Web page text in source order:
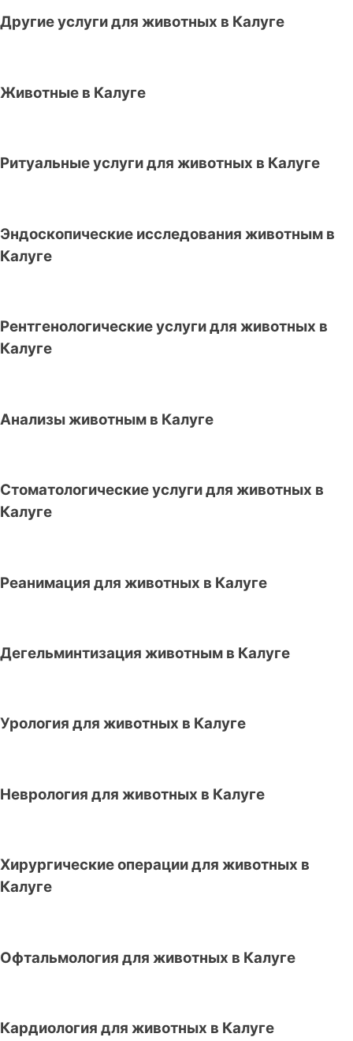
Другие услуги для животных в Калуге
Животные в Калуге
Ритуальные услуги для животных в Калуге
Эндоскопические исследования животным в
Калуге
Рентгенологические услуги для животных в
Калуге
Анализы животным в Калуге
Стоматологические услуги для животных в
Калуге
Реанимация для животных в Калуге
Дегельминтизация животным в Калуге
Урология для животных в Калуге
Неврология для животных в Калуге
Хирургические операции для животных в
Калуге
Офтальмология для животных в Калуге
Кардиология для животных в Калуге